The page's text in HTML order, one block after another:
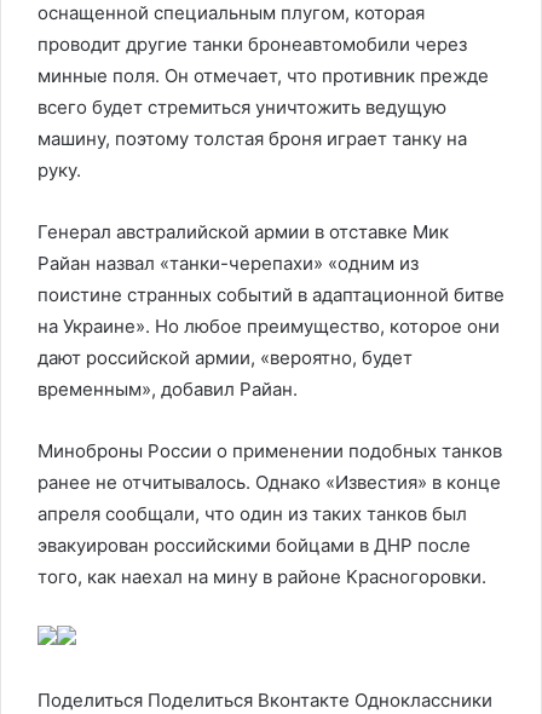
оснащенной специальным плугом, которая
проводит другие танки бронеавтомобили через
минные поля. Он отмечает, что противник прежде
всего будет стремиться уничтожить ведущую
машину, поэтому толстая броня играет танку на
руку.
Генерал австралийской армии в отставке Мик
Райан назвал «танки-черепахи» «одним из
поистине странных событий в адаптационной битве
на Украине». Но любое преимущество, которое они
дают российской армии, «вероятно, будет
временным», добавил Райан.
Миноброны России о применении подобных танков
ранее не отчитывалось. Однако «Известия» в конце
апреля сообщали, что один из таких танков был
эвакуирован российскими бойцами в ДНР после
того, как наехал на мину в районе Красногоровки.
Поделиться Поделиться Вконтакте Одноклассники